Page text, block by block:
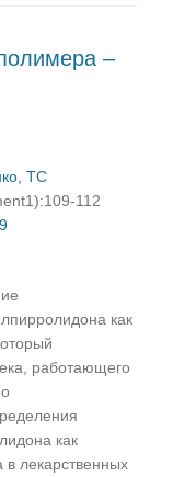
–
ТС
112
как
работающего
как
в лекарственных